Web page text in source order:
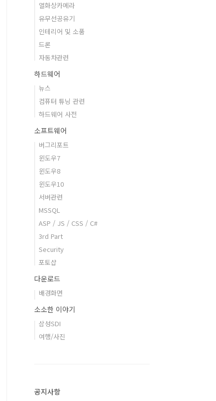
열화상카메라
유무선공유기
인테리어 및 소품
드론
자동차관련
하드웨어
뉴스
컴퓨터 튜닝 관련
하드웨어 사전
소프트웨어
버그리포트
윈도우7
윈도우8
윈도우10
서버관련
MSSQL
ASP / JS / CSS / C#
3rd Part
Security
포토샵
다운로드
배경화면
소소한 이야기
삼성SDI
여행/사진
공지사항